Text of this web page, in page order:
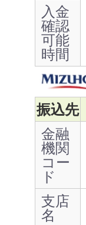
入金
確認
可能
時間
振込先
金融
機関
コー
ド
支店
名